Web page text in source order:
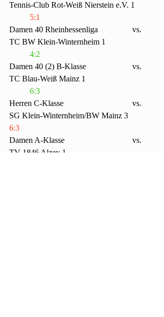
Tennis-Club Rot-Weiß Nierstein e.V. 1
5:1
Damen 40 Rheinhessenliga		vs.
TC BW Klein-Winternheim 1
4:2
Damen 40 (2) B-Klasse			vs.
TC Blau-Weiß Mainz 1
6:3
Herren C-Klasse				vs.
6:3
Damen A-Klasse				vs.
TV 1846 Alzey 1